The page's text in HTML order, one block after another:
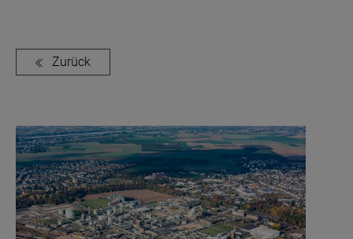
Zurück